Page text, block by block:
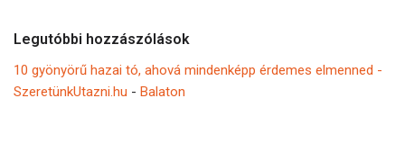
Legutóbbi hozzászólások
10 gyönyörű hazai tó, ahová mindenképp érdemes elmenned -
SzeretünkUtazni.hu - Balaton